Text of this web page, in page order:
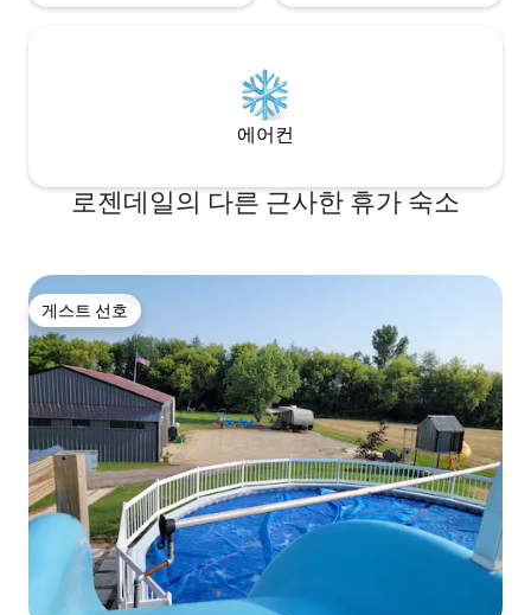
에어컨
로젠데일의 다른 근사한 휴가 숙소
게스트 선호
게스트 선호